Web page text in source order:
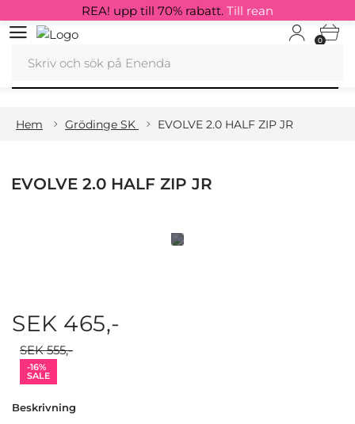
0
REA! upp till 70% rabatt. Till rean
Hem Grödinge SK EVOLVE 2.0 HALF ZIP JR
EVOLVE 2.0 HALF ZIP JR
SEK 465,-
SEK 555,-
-16%
SALE
Beskrivning